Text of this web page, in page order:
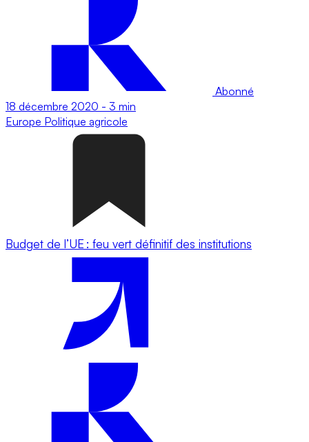
Abonné
18 décembre 2020 - 3 min
Europe Politique agricole
Budget de l’UE : feu vert définitif des institutions